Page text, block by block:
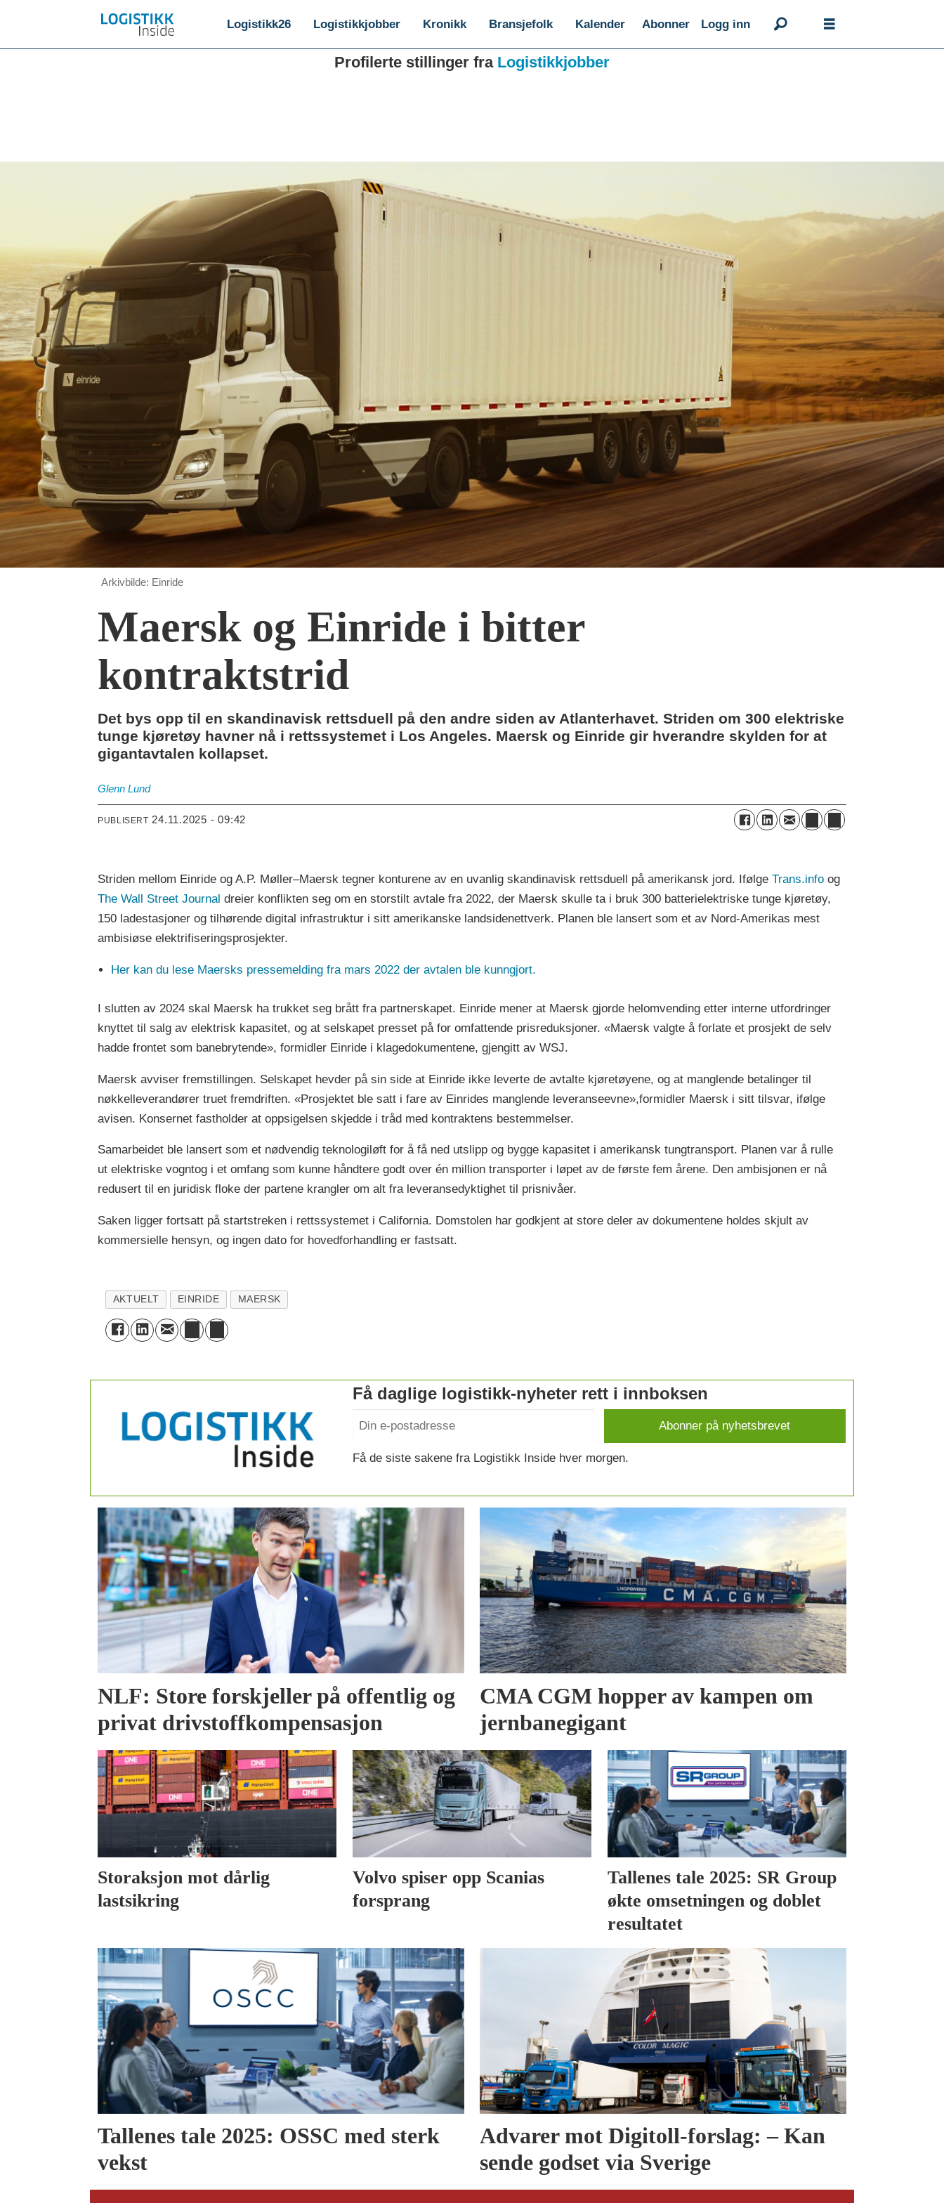
Logistikk26 Logistikkjobber Kronikk Bransjefolk Kalender Abonner Logg inn
Profilerte stillinger fra Logistikkjobber
Arkivbilde: Einride
Maersk og Einride i bitter
kontraktstrid
Det bys opp til en skandinavisk rettsduell på den andre siden av Atlanterhavet. Striden om 300 elektriske
tunge kjøretøy havner nå i rettssystemet i Los Angeles. Maersk og Einride gir hverandre skylden for at
gigantavtalen kollapset.
Glenn Lund
PUBLISERT 24.11.2025 - 09:42
Striden mellom Einride og A.P. Møller–Maersk tegner konturene av en uvanlig skandinavisk rettsduell på amerikansk jord. IfølgeTrans.info og
The Wall Street Journal dreier konflikten seg om en storstilt avtale fra 2022, der Maersk skulle ta i bruk 300 batterielektriske tunge kjøretøy,
150 ladestasjoner og tilhørende digital infrastruktur i sitt amerikanske landsidenettverk. Planen ble lansert som et av Nord-Amerikas mest
ambisiøse elektrifiseringsprosjekter.
Her kan du lese Maersks pressemelding fra mars 2022 der avtalen ble kunngjort.
I slutten av 2024 skal Maersk ha trukket seg brått fra partnerskapet. Einride mener at Maersk gjorde helomvending etter interne utfordringer
knyttet til salg av elektrisk kapasitet, og at selskapet presset på for omfattende prisreduksjoner. «Maersk valgte å forlate et prosjekt de selv
hadde frontet som banebrytende», formidler Einride i klagedokumentene, gjengitt av WSJ.
Maersk avviser fremstillingen. Selskapet hevder på sin side at Einride ikke leverte de avtalte kjøretøyene, og at manglende betalinger til
nøkkelleverandører truet fremdriften. «Prosjektet ble satt i fare av Einrides manglende leveranseevne»,formidler Maersk i sitt tilsvar, ifølge
avisen. Konsernet fastholder at oppsigelsen skjedde i tråd med kontraktens bestemmelser.
Samarbeidet ble lansert som et nødvendig teknologiløft for å få ned utslipp og bygge kapasitet i amerikansk tungtransport. Planen var å rulle
ut elektriske vogntog i et omfang som kunne håndtere godt over én million transporter i løpet av de første fem årene. Den ambisjonen er nå
redusert til en juridisk floke der partene krangler om alt fra leveransedyktighet til prisnivåer.
Saken ligger fortsatt på startstreken i rettssystemet i California. Domstolen har godkjent at store deler av dokumentene holdes skjult av
kommersielle hensyn, og ingen dato for hovedforhandling er fastsatt.
AKTUELT EINRIDE MAERSK
Få daglige logistikk-nyheter rett i innboksen
Få de siste sakene fra Logistikk Inside hver morgen.
NLF: Store forskjeller på offentlig og
privat drivstoffkompensasjon
CMA CGM hopper av kampen om
jernbanegigant
Storaksjon mot dårlig
lastsikring
Volvo spiser opp Scanias
forsprang
Tallenes tale 2025: SR Group
økte omsetningen og doblet
resultatet
Tallenes tale 2025: OSSC med sterk
vekst
Advarer mot Digitoll-forslag: – Kan
sende godset via Sverige